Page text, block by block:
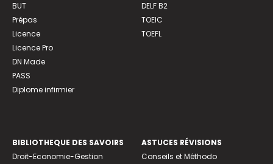
BUT
Prépas
Licence
Licence Pro
DN Made
PASS
Diplome infirmier
DELF B2
TOEIC
TOEFL
BIBLIOTHEQUE DES SAVOIRS
Droit-Economie-Gestion
ASTUCES RÉVISIONS
Conseils et Méthodo